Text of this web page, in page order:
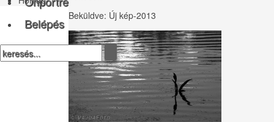
Belépés Beküldve: Új kép-2013